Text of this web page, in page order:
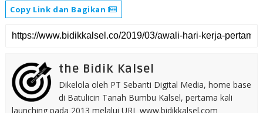
Copy Link dan Bagikan
the Bidik Kalsel
Dikelola oleh PT Sebanti Digital Media, home base
di Batulicin Tanah Bumbu Kalsel, pertama kali
launching pada 2013 melalui URL www.bidikkalsel.com